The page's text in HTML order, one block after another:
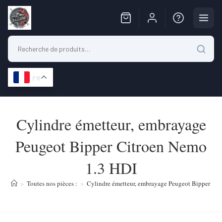
FR
contentCylindre émetteur, embrayage
Peugeot Bipper Citroen Nemo
1.3 HDI
> Toutes nos pièces : > Cylindre émetteur, embrayage Peugeot Bipper